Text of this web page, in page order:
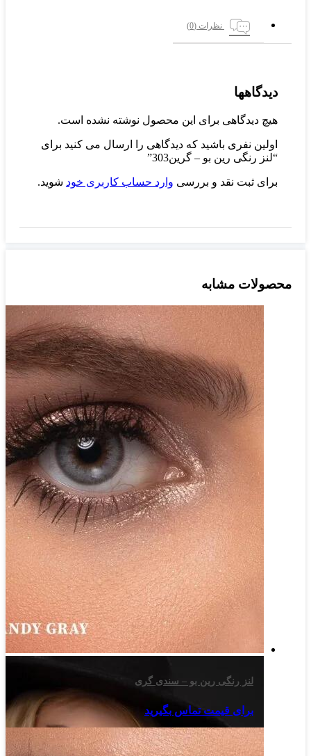
نظرات (0)
دیدگاهها
هیچ دیدگاهی برای این محصول نوشته نشده است.
اولین نفری باشید که دیدگاهی را ارسال می کنید برای
“لنز رنگی رین بو – گرین303”
برای ثبت نقد و بررسی وارد حساب کاربری خودشوید.
محصولات مشابه
لنز رنگی رین بو – سندی گری
برای قیمت تماس بگیرید